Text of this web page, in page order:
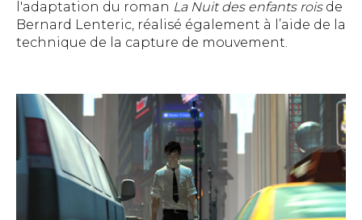
l'adaptation du roman La Nuit des enfants roisde
Bernard Lenteric, réalisé également à l’aide de la
technique de la capture de mouvement.